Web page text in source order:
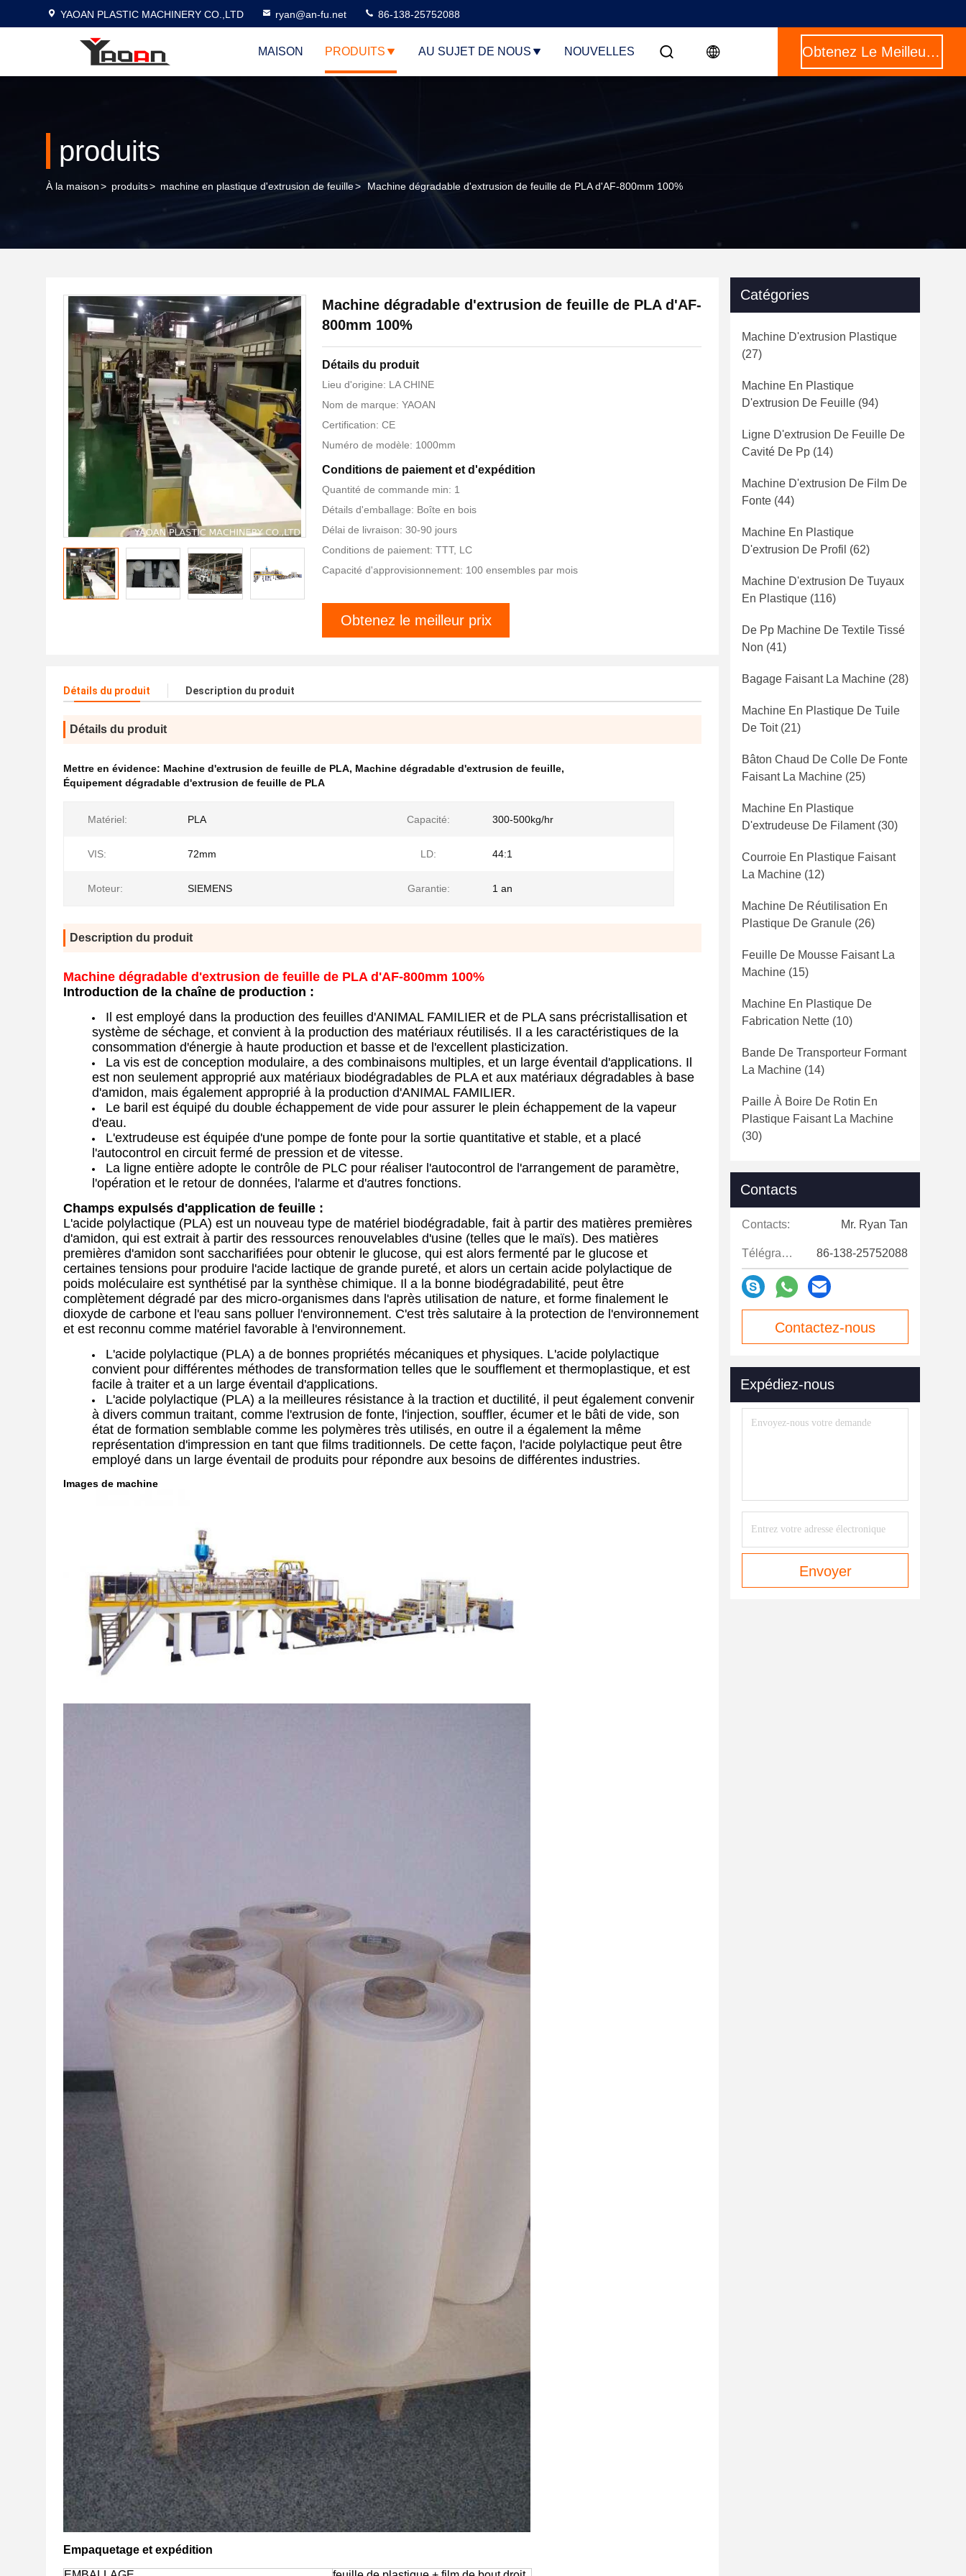
YAOAN PLASTIC MACHINERY CO.,LTD ryan@an-fu.net 86-138-25752088
MAISON PRODUITS AU SUJET DE NOUS NOUVELLES Obtenez Le Meilleur Prix
produits
À la maison> produits> machine en plastique d'extrusion de feuille> Machine dégradable d'extrusion de feuille de PLA d'AF-800mm 100%
Machine dégradable d'extrusion de feuille de PLA d'AF-
800mm 100%
Détails du produit
Lieu d'origine: LA CHINE
Nom de marque: YAOAN
Certification: CE
Numéro de modèle: 1000mm
Conditions de paiement et d'expédition
Quantité de commande min: 1
Détails d'emballage: Boîte en bois
Délai de livraison: 30-90 jours
Conditions de paiement: TTT, LC
Capacité d'approvisionnement: 100 ensembles par mois
Obtenez le meilleur prix
Détails du produit Description du produit
Détails du produit
Mettre en évidence: Machine d'extrusion de feuille de PLA, Machine dégradable d'extrusion de feuille,
Équipement dégradable d'extrusion de feuille de PLA
Matériel: PLA Capacité: 300-500kg/hr
VIS: 72mm LD: 44:1
Moteur: SIEMENS Garantie: 1 an
Description du produit
Machine dégradable d'extrusion de feuille de PLA d'AF-800mm 100%
Introduction de la chaîne de production :
Il est employé dans la production des feuilles d'ANIMAL FAMILIER et de PLA sans précristallisation et
système de séchage, et convient à la production des matériaux réutilisés. Il a les caractéristiques de la
consommation d'énergie à haute production et basse et de l'excellent plasticization.
La vis est de conception modulaire, a des combinaisons multiples, et un large éventail d'applications. Il
est non seulement approprié aux matériaux biodégradables de PLA et aux matériaux dégradables à base
d'amidon, mais également approprié à la production d'ANIMAL FAMILIER.
Le baril est équipé du double échappement de vide pour assurer le plein échappement de la vapeur
d'eau.
L'extrudeuse est équipée d'une pompe de fonte pour la sortie quantitative et stable, et a placé
l'autocontrol en circuit fermé de pression et de vitesse.
La ligne entière adopte le contrôle de PLC pour réaliser l'autocontrol de l'arrangement de paramètre,
l'opération et le retour de données, l'alarme et d'autres fonctions.
Champs expulsés d'application de feuille :
L'acide polylactique (PLA) est un nouveau type de matériel biodégradable, fait à partir des matières premières
d'amidon, qui est extrait à partir des ressources renouvelables d'usine (telles que le maïs). Des matières
premières d'amidon sont saccharifiées pour obtenir le glucose, qui est alors fermenté par le glucose et
certaines tensions pour produire l'acide lactique de grande pureté, et alors un certain acide polylactique de
poids moléculaire est synthétisé par la synthèse chimique. Il a la bonne biodégradabilité, peut être
complètement dégradé par des micro-organismes dans l'après utilisation de nature, et forme finalement le
dioxyde de carbone et l'eau sans polluer l'environnement. C'est très salutaire à la protection de l'environnement
et est reconnu comme matériel favorable à l'environnement.
L'acide polylactique (PLA) a de bonnes propriétés mécaniques et physiques. L'acide polylactique
convient pour différentes méthodes de transformation telles que le soufflement et thermoplastique, et est
facile à traiter et a un large éventail d'applications.
L'acide polylactique (PLA) a la meilleures résistance à la traction et ductilité, il peut également convenir
à divers commun traitant, comme l'extrusion de fonte, l'injection, souffler, écumer et le bâti de vide, son
état de formation semblable comme les polymères très utilisés, en outre il a également la même
représentation d'impression en tant que films traditionnels. De cette façon, l'acide polylactique peut être
employé dans un large éventail de produits pour répondre aux besoins de différentes industries.
Images de machine
Empaquetage et expédition
Catégories
Machine D'extrusion Plastique
(27)
Machine En Plastique
D'extrusion De Feuille (94)
Ligne D'extrusion De Feuille De
Cavité De Pp (14)
Machine D'extrusion De Film De
Fonte (44)
Machine En Plastique
D'extrusion De Profil (62)
Machine D'extrusion De Tuyaux
En Plastique (116)
De Pp Machine De Textile Tissé
Non (41)
Bagage Faisant La Machine (28)
Machine En Plastique De Tuile
De Toit(21)
Bâton Chaud De Colle De Fonte
Faisant La Machine (25)
Machine En Plastique
D'extrudeuse De Filament(30)
Courroie En Plastique Faisant
La Machine (12)
Machine De Réutilisation En
Plastique De Granule (26)
Feuille De Mousse Faisant La
Machine (15)
Machine En Plastique De
Fabrication Nette (10)
Bande De Transporteur Formant
La Machine (14)
Paille À Boire De Rotin En
Plastique Faisant La Machine
(30)
Contacts
Contacts: Mr. Ryan Tan
Télégramme: 86-138-25752088
Contactez-nous
Expédiez-nous
Envoyer